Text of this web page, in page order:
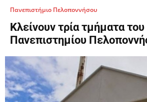
Πανεπιστήμιο Πελοποννήσου
Κλείνουν τρία τμήματα του
Πανεπιστημίου